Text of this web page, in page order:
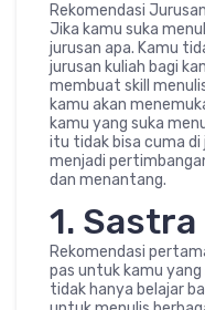
Rekomendasi
Jika kamu suka
jurusan apa. Kamu
jurusan kuliah bagi
membuat skill
kamu akan
kamu yang suka
itu tidak bisa cuma di
menjadi
dan menantang.
1. Sastra
Rekomendasi
pas untuk kamu yang
tidak hanya belajar